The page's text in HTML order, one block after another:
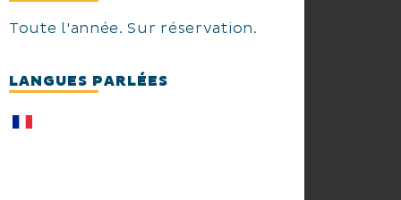
Toute l'année. Sur réservation.
LANGUES PARLÉES